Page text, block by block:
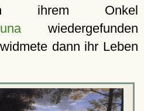
ihrem Onkel
wiedergefunden
dann ihr Leben